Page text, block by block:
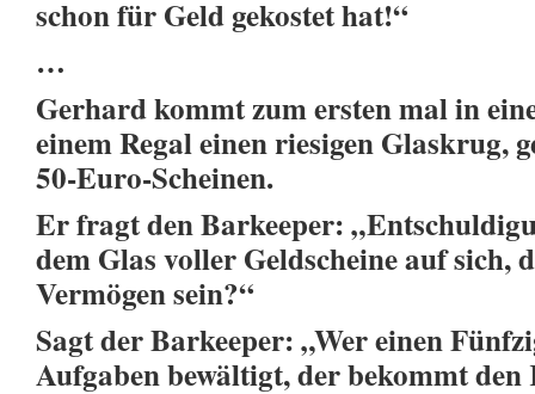
schon für Geld gekostet hat!“
…
Gerhard kommt zum ersten mal in
einem Regal einen riesigen Glaskrug,
50-Euro-Scheinen.
Er fragt den Barkeeper:
dem Glas voller Geldscheine auf sich,
Vermögen sein?“
Sagt der Barkeeper: „Wer einen
Aufgaben bewältigt, der bekommt